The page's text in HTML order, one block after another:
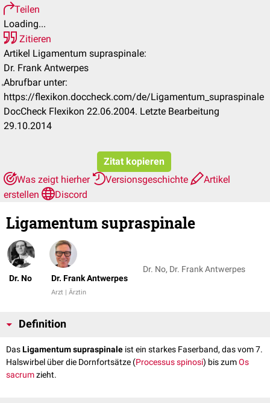
Teilen
Loading...
Zitieren
Artikel Ligamentum supraspinale:
Dr. Frank Antwerpes
Abrufbar unter:
https://flexikon.doccheck.com/de/Ligamentum_supraspinale
DocCheck Flexikon 22.06.2004. Letzte Bearbeitung
29.10.2014
Zitat kopieren
Was zeigt hierher
Versionsgeschichte
Artikel
erstellen
Discord
Ligamentum supraspinale
Dr. No Dr. Frank Antwerpes
Arzt | Ärztin
Dr. No, Dr. Frank Antwerpes
Definition
DasLigamentum supraspinale ist ein starkes Faserband, das vom 7.
Halswirbel über die Dornfortsätze (Processus spinosi) bis zumOs
sacrumzieht.